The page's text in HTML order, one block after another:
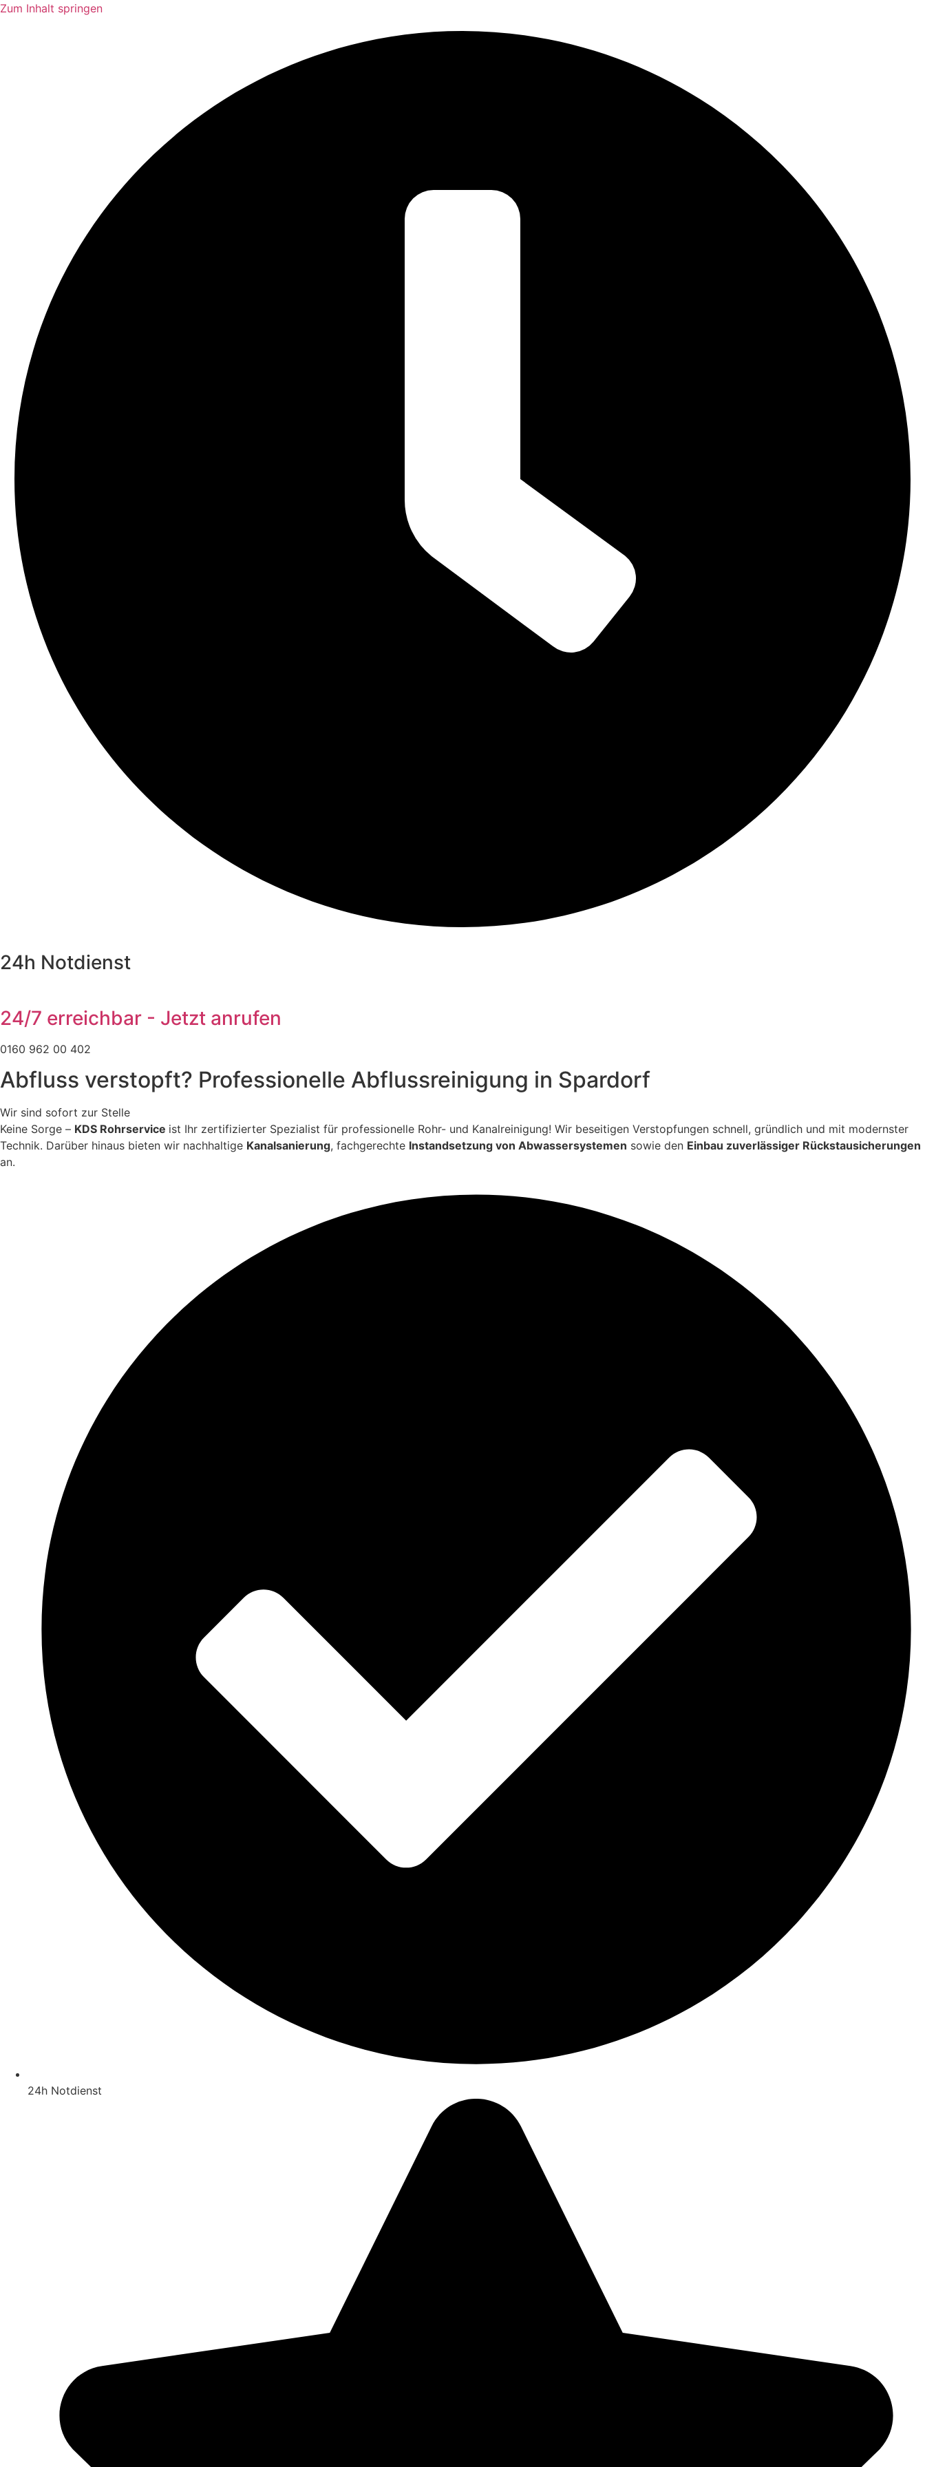
Zum Inhalt springen
24h Notdienst
24/7 erreichbar - Jetzt anrufen
0160 962 00 402
Abfluss verstopft? Professionelle Abflussreinigung in Spardorf
Wir sind sofort zur Stelle
Keine Sorge – KDS Rohrservice ist Ihr zertifizierter Spezialist für professionelle Rohr- und Kanalreinigung! Wir beseitigen Verstopfungen schnell, gründlich und mit modernster
Technik. Darüber hinaus bieten wir nachhaltige Kanalsanierung, fachgerechte Instandsetzung von Abwassersystemen sowie den Einbau zuverlässiger Rückstausicherungen
an.
24h Notdienst